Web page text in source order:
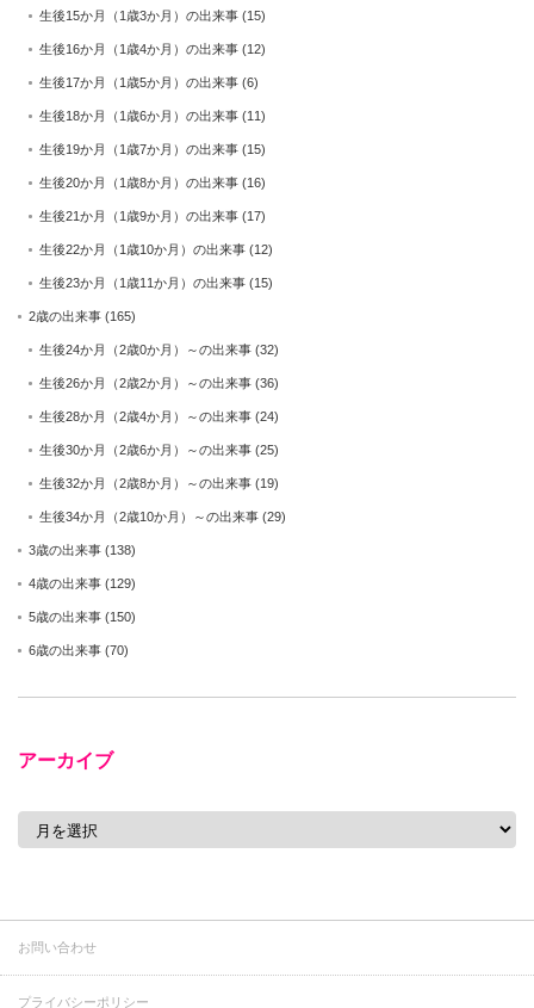
生後15か月（1歳3か月）の出来事 (15)
生後16か月（1歳4か月）の出来事 (12)
生後17か月（1歳5か月）の出来事 (6)
生後18か月（1歳6か月）の出来事 (11)
生後19か月（1歳7か月）の出来事 (15)
生後20か月（1歳8か月）の出来事 (16)
生後21か月（1歳9か月）の出来事 (17)
生後22か月（1歳10か月）の出来事 (12)
生後23か月（1歳11か月）の出来事 (15)
2歳の出来事 (165)
生後24か月（2歳0か月）～の出来事 (32)
生後26か月（2歳2か月）～の出来事 (36)
生後28か月（2歳4か月）～の出来事 (24)
生後30か月（2歳6か月）～の出来事 (25)
生後32か月（2歳8か月）～の出来事 (19)
生後34か月（2歳10か月）～の出来事 (29)
3歳の出来事 (138)
4歳の出来事 (129)
5歳の出来事 (150)
6歳の出来事 (70)
アーカイブ
ア
お問い合わせ
プライバシーポリシー